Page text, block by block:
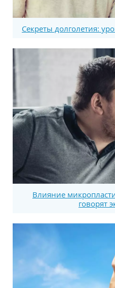
Секреты долголетия:
Влияние
говорят